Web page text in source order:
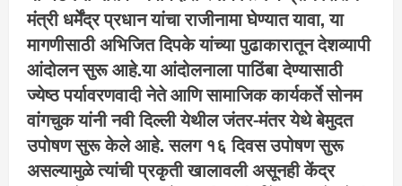
मंत्री धर्मेंद्र प्रधान यांचा राजीनामा घेण्यात यावा, या
मागणीसाठी अभिजित दिपके यांच्या पुढाकारातून देशव्यापी
आंदोलन सुरू आहे.या आंदोलनाला पाठिंबा देण्यासाठी
ज्येष्ठ पर्यावरणवादी नेते आणि सामाजिक कार्यकर्ते सोनम
वांगचुक यांनी नवी दिल्ली येथील जंतर-मंतर येथे बेमुदत
उपोषण सुरू केले आहे. सलग १६ दिवस उपोषण सुरू
असल्यामुळे त्यांची प्रकृती खालावली असूनही केंद्र